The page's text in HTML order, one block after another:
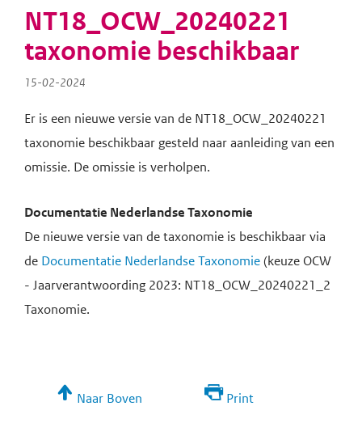
NT18_OCW_20240221
taxonomie beschikbaar
15-02-2024
Er is een nieuwe versie van de NT18_OCW_20240221
taxonomie beschikbaar gesteld naar aanleiding van een
omissie. De omissie is verholpen.
Documentatie Nederlandse Taxonomie
De nieuwe versie van de taxonomie is beschikbaar via
de Documentatie Nederlandse Taxonomie(keuze OCW
- Jaarverantwoording 2023: NT18_OCW_20240221_2
Taxonomie.
Naar Boven Print